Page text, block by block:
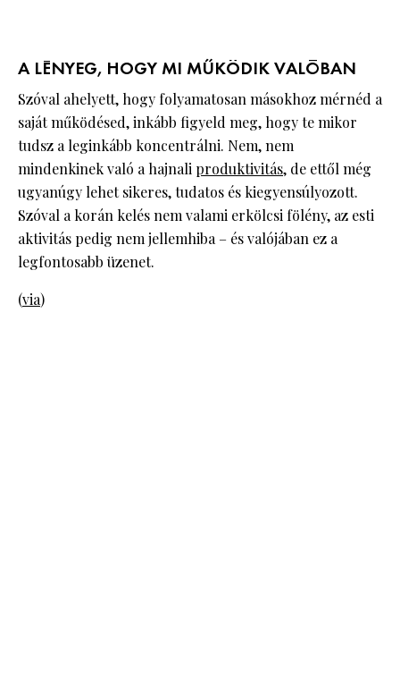
A LÉNYEG, HOGY MI MŰKÖDIK VALÓBAN
Szóval ahelyett, hogy folyamatosan másokhoz mérnéd a
saját működésed, inkább figyeld meg, hogy te mikor
tudsz a leginkább koncentrálni. Nem, nem
mindenkinek való a hajnali produktivitás, de ettől még
ugyanúgy lehet sikeres, tudatos és kiegyensúlyozott.
Szóval a korán kelés nem valami erkölcsi fölény, az esti
aktivitás pedig nem jellemhiba – és valójában ez a
legfontosabb üzenet.
(via)